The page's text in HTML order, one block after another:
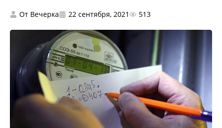
От Вечерка 22 сентября, 2021 513